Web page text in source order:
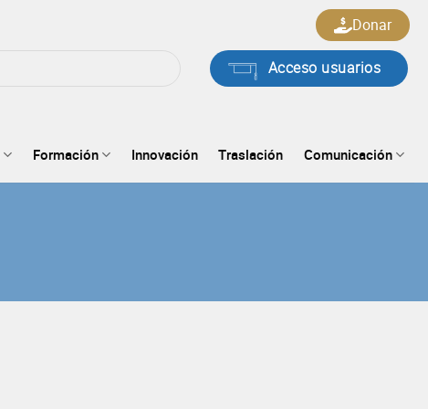
Acceso usuarios
Donar
Formación Innovación Traslación Comunicación